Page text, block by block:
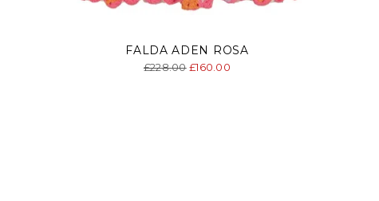
FALDA ADEN ROSA
Precio
£228.00 £160.00